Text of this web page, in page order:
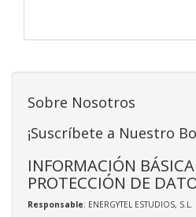
Sobre Nosotros
¡Suscríbete a Nuestro
INFORMACIÓN
PROTECCIÓN DE
Responsable: ENERGYTEL ESTUDIOS, S.L.